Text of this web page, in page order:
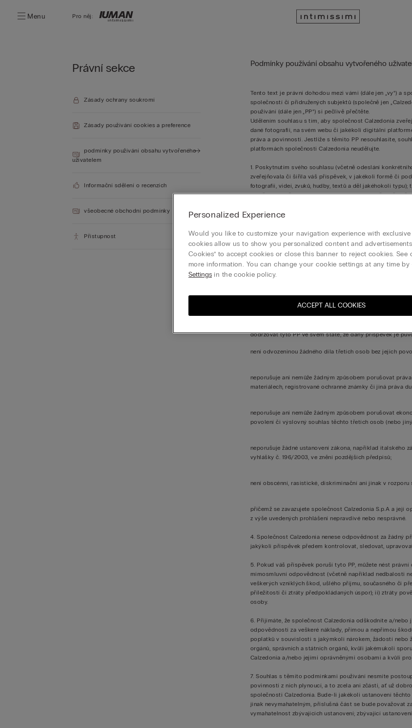
Menu Pro něj:
Právní sekce
Zásady ochrany soukromí
Zásady používání cookies a preference
podmínky používání obsahu vytvořeného
uživatelem
Informační sdělení o recenzích
všeobecné obchodní podmínky
Přístupnost
Podmínky používání obsahu vytvořeného
Tento text je právní dohodou mezi vámi (dále jen „vy“) a
společností či přidružených subjektů (společně jen
používání (dále jen „PP“) si pečlivě přečtěte.
Udělením souhlasu s tím, aby společnost Calzedonia
dané fotografii, na svém webu či jakékoli digitální
práva a povinnosti. Jestliže s těmito PP nesouhlasíte,
platformách společnosti Calzedonia neudělujte.
1. Poskytnutím svého souhlasu (včetně odeslání
zveřejňovala či šířila váš příspěvek, v jakékoli formě či
fotografií, videí, zvuků, hudby, textů a děl jakéhokoli typu);
jí udělujete veškerá práva k ekonomickému využití
příspěvky (dále jen „povolené příspěvky“ nebo
nezpochybnitelné právo využívat, opětovně využívat,
přenášet, vystavovat, vést v databázi a reprodukovat
materiálem, a to včetně, avšak ne výhradně, textu,
nebo vyvinutém v budoucnu) a pro jakékoli účely, včetně,
bez omezení co do způsobu, frekvence nebo doby trvání
povinna příspěvek zobrazovat a vy máte právo kdykoli
příspěvku. Společnost Calzedonia si vyhrazuje právo
2. Prohlašujete, že vám je alespoň 18 (osmnáct) let nebo
PP za vás musí přijmout váš rodič nebo poručník či
všechny příslušné zákony vaší země týkající se této oblasti.
3. Zaručujete, že jste vlastníkem příspěvku nebo že máte
dodržovat tyto PP ve svém státě, že daný příspěvek je
není odvozeninou žádného díla třetích osob bez jejich
neporušuje ani nemůže žádným způsobem porušovat
materiálech, registrované ochranné známky či jiná práva
neporušuje ani nemůže žádným způsobem porušovat
povolení či výslovný souhlas těchto třetích osob (nebo
neporušuje žádné ustanovení zákona, například italského
vyhlášky č. 196/2003, ve znění pozdějších předpisů;
není obscénní, rasistické, diskriminační ani jinak v
přičemž se zavazujete společnost Calzedonia S.p.A a její
z výše uvedených prohlášení nepravdivé nebo nesprávné.
4. Společnost Calzedonia nenese odpovědnost za žádný
jakýkoli příspěvek předem kontrolovat, sledovat,
5. Pokud váš příspěvek poruší tyto PP, můžete nést
mimosmluvní odpovědnost (včetně například nedbalosti
veškerých vzniklých škod, ušlého příjmu, současného či
příležitostí či ztráty předpokládaných úspor); ii) ztráty
osoby.
6. Přijímáte, že společnost Calzedonia odškodníte a/
odpovědnosti za veškeré náklady, přímou a nepřímou
poplatků v souvislosti s jakýmkoli nárokem, žádostí nebo
orgánů, správních a státních orgánů, kvůli jakémukoli
Calzedonia a/nebo jejími oprávněnými osobami a kvůli
7. Souhlas s těmito podmínkami používání nesmíte
povinnosti z nich plynoucí, a to zcela ani zčásti, ať už
společnosti Calzedonia. Bude-li jakékoli ustanovení
jinak nevymahatelným, příslušná část se bude
vymahatelnost zbývajících ustanovení; zbývající
Personalized Experience
Would you like to customize your navigation experience with
cookies allow us to show you personalized content and
Cookies” to accept cookies or close this banner to reject cookies.
more information. You can change your cookie settings at any time
Settings in the cookie policy.
ACCEPT ALL COOKIES